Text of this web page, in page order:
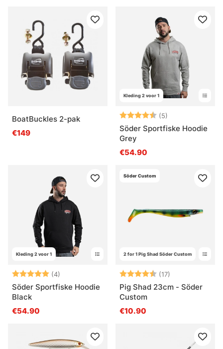
BoatBuckles 2-pak
€149
Kleding 2 voor 1
Beoordeling:
(5)
Söder Sportfiske Hoodie
Grey
€54.90
Kleding 2 voor 1
Beoordeling:
(4)
Söder Sportfiske Hoodie
Black
€54.90
2 for 1 Pig Shad Söder Custom
Söder Custom
Beoordeling:
(17)
Pig Shad 23cm - Söder
Custom
€10.90